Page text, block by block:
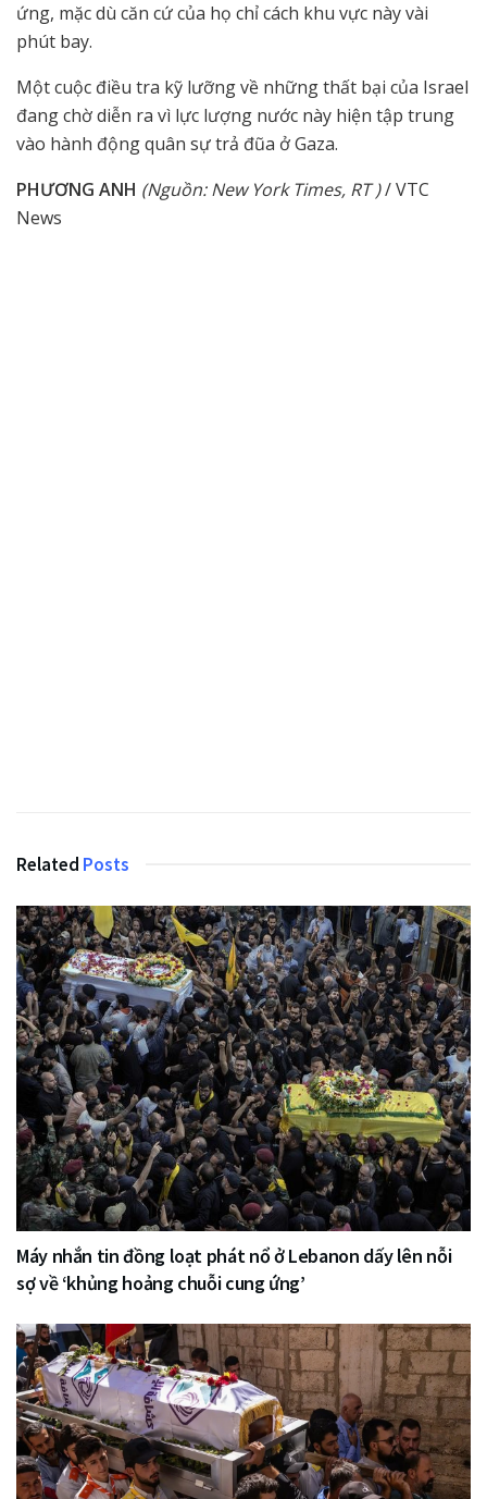
ứng, mặc dù căn cứ của họ chỉ cách khu vực này vài
phút bay.
Một cuộc điều tra kỹ lưỡng về những thất bại của Israel
đang chờ diễn ra vì lực lượng nước này hiện tập trung
vào hành động quân sự trả đũa ở Gaza.
PHƯƠNG ANH (Nguồn: New York Times, RT )/ VTC
News
Related Posts
Máy nhắn tin đồng loạt phát nổ ở Lebanon dấy lên nỗi
sợ về ‘khủng hoảng chuỗi cung ứng’